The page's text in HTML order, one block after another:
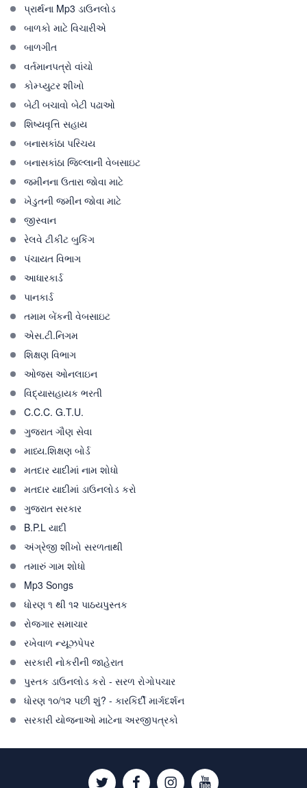
પ્રાર્થના Mp3 ડાઉનલોડ
બાળકો માટે વિચારીએ
બાળગીત
વર્તમાનપત્રો વાંચો
કોમ્પ્યુટર શીખો
બેટી બચાવો બેટી પઢાઓ
શિષ્યવૃત્તિ સહાય
બનાસકાંઠા પરિચય
બનાસકાંઠા જિલ્લાની વેબસાઇટ
જમીનના ઉતારા જોવા માટે
ખેડુતની જમીન જોવા માટે
જીસ્વાન
રેલવે ટીકીટ બુકિંગ
પંચાયત વિભાગ
આધારકાર્ડ
પાનકાર્ડ
તમામ બેંકની વેબસાઇટ
એસ.ટી.નિગમ
શિક્ષણ વિભાગ
ઓજસ ઓનલાઇન
વિદ્યાસહાયક ભરતી
C.C.C. G.T.U.
ગુજરાત ગૌણ સેવા
માધ્ય.શિક્ષણ બોર્ડ
મતદાર યાદીમાં નામ શોધો
મતદાર યાદીમાં ડાઉનલોડ કરો
ગુજરાત સરકાર
B.P.L યાદી
અંગ્રેજી શીખો સરળતાથી
તમારું ગામ શોધો
Mp3 Songs
ધોરણ ૧ થી ૧૨ પાઠયપુસ્તક
રોજગાર સમાચાર
રખેવાળ ન્યૂઝપેપર
સરકારી નોકરીની જાહેરાત
પુસ્તક ડાઉનલોડ કરો - સરળ રોગોપચાર
ધોરણ ૧૦/૧૨ પછી શું? - કારકિર્દી માર્ગદર્શન
સરકારી યોજનાઓ માટેના અરજીપત્રકો
TwitterFacebookInstagramYoutube